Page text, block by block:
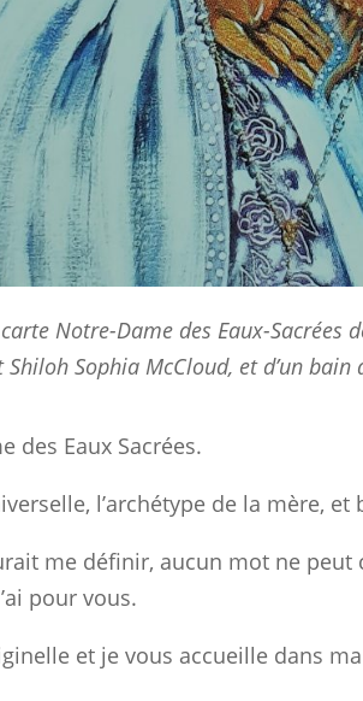
Notre-Dame des Eaux-Sacrées
Shiloh Sophia McCloud, et d’un
des Eaux Sacrées.
l’archétype de la mère,
me définir, aucun mot ne peut
pour vous.
et je vous accueille dans